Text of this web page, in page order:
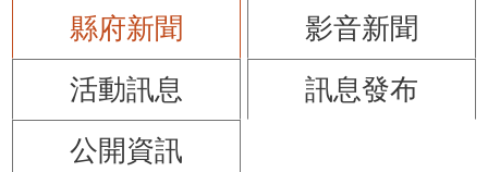
縣府新聞
影音新聞
活動訊息
訊息發布
公開資訊